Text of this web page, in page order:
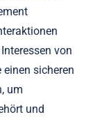
von
sicheren
um
und